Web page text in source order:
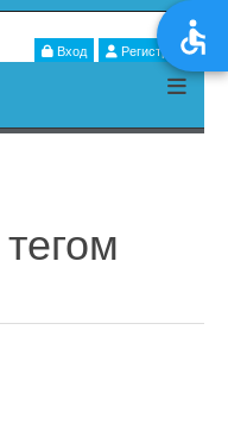
Вход Регистрация